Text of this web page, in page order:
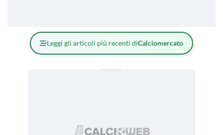
Leggi gli articoli più recenti diCalciomercato